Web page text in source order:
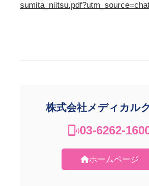
株式会社メディカル
03-6262-
ホームページ